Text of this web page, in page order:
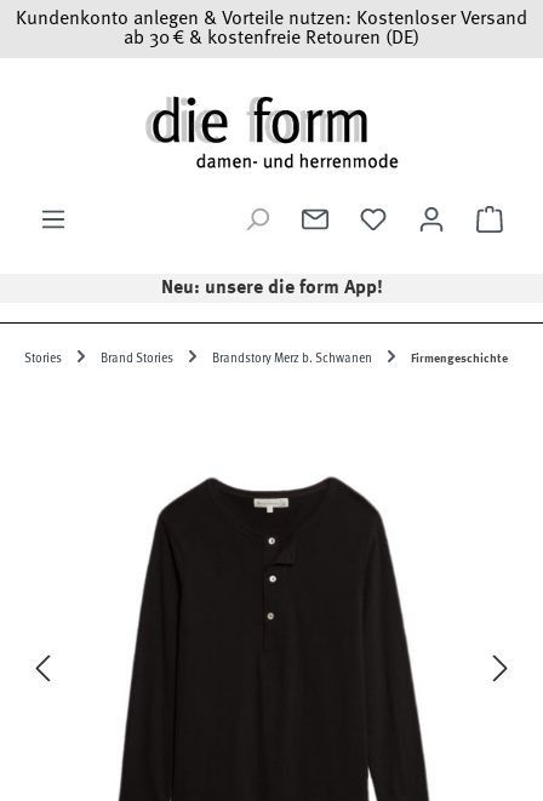
Zum Hauptinhalt springen
Kundenkonto anlegen & Vorteile nutzen: Kostenloser Versand
ab 30 € & kostenfreie Retouren (DE)
Neu: unsere die form App!
Stories Brand Stories Brandstory Merz b. Schwanen Firmengeschichte